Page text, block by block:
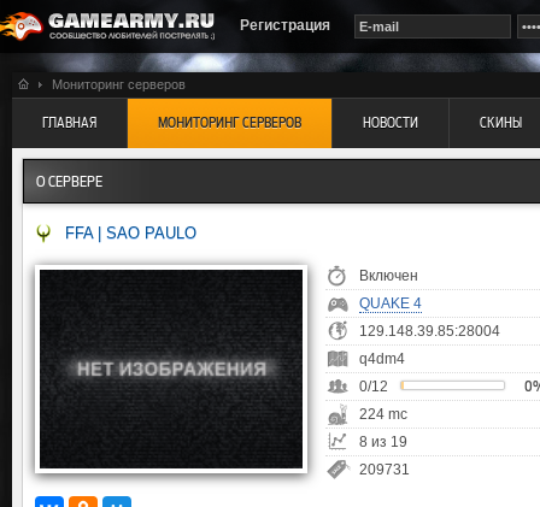
Регистрация
Мониторинг серверов
ГЛАВНАЯ МОНИТОРИНГ СЕРВЕРОВ НОВОСТИ СКИНЫ
О СЕРВЕРЕ
FFA | SAO PAULO
Включен
QUAKE 4
129.148.39.85:28004
q4dm4
0/12
224 mc
8 из 19
209731